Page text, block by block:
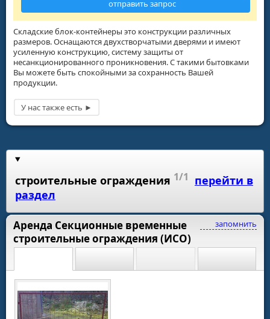
Складские блок-контейнеры это конструкции различных
размеров. Оснащаются двухстворчатыми дверями и имеют
усиленную конструкцию, систему защиты от
несанкционированного проникновения. С такими бытовками
Вы можете быть спокойными за сохранность Вашей
продукции.
отправить запрос
строительные ограждения 1/1 перейти в
раздел
запомнить
Аренда Секционные временные
строительные ограждения (ИСО)